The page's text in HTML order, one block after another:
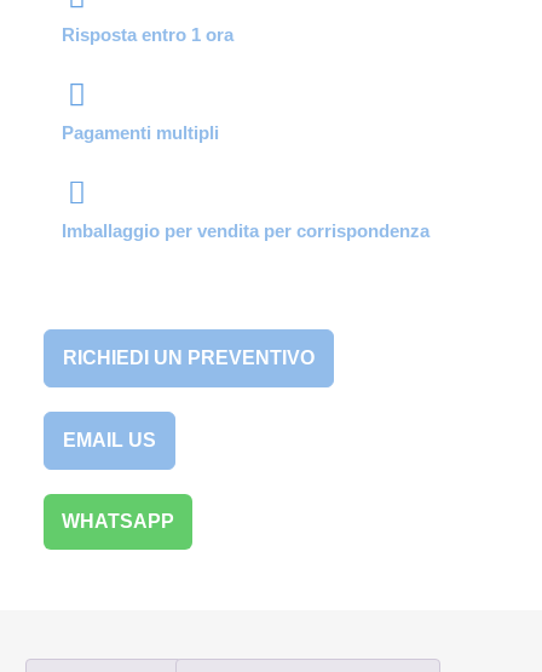
Risposta entro 1 ora
Pagamenti multipli
Imballaggio per vendita per corrispondenza
RICHIEDI UN PREVENTIVO
EMAIL US
WHATSAPP